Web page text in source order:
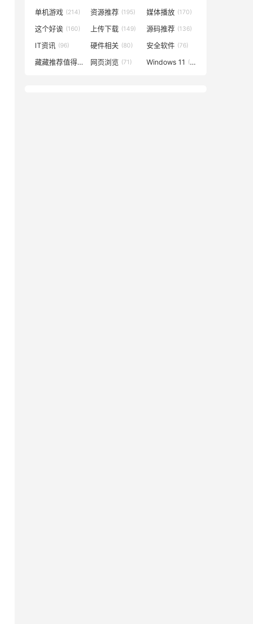
单机游戏 (214) 资源推荐 (195) 媒体播放 (170)
这个好诶 (160) 上传下载 (149) 源码推荐 (136)
IT资讯 (96) 硬件相关 (80) 安全软件 (76)
藏藏推荐值得一看 (73)
网页浏览 (71) Windows 11 (49)